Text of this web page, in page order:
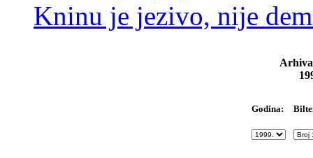
Kninu je jezivo, nije
Godina: